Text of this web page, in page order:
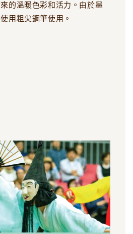
的溫暖色彩和活力。由於墨
用粗尖鋼筆使用。